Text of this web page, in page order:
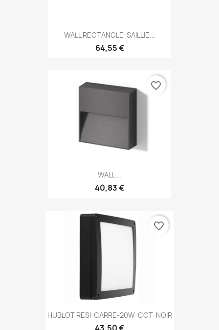
WALL RECTANGLE-SAILLIE...
64,55 €
WALL...
40,83 €
favorite_border
HUBLOT RESI-CARRE-20W-CCT-NOIR
favorite_border